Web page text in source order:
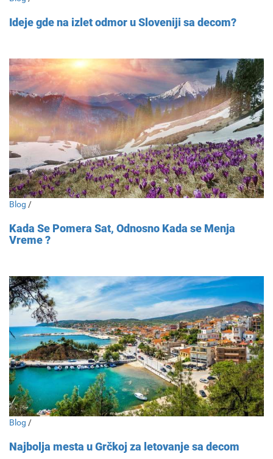
Ideje gde na izlet odmor u Sloveniji sa decom?
Blog /
Kada Se Pomera Sat, Odnosno Kada se Menja
Vreme ?
Blog /
Najbolja mesta u Grčkoj za letovanje sa decom